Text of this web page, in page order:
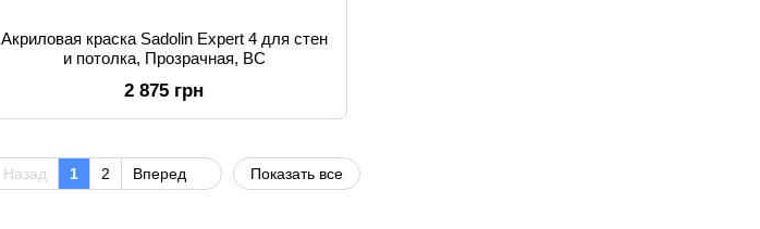
Акриловая краска Sadolin Expert 4 для стен
и потолка, Прозрачная, BС
2 875 грн
Назад 1 2 Вперед Показать все